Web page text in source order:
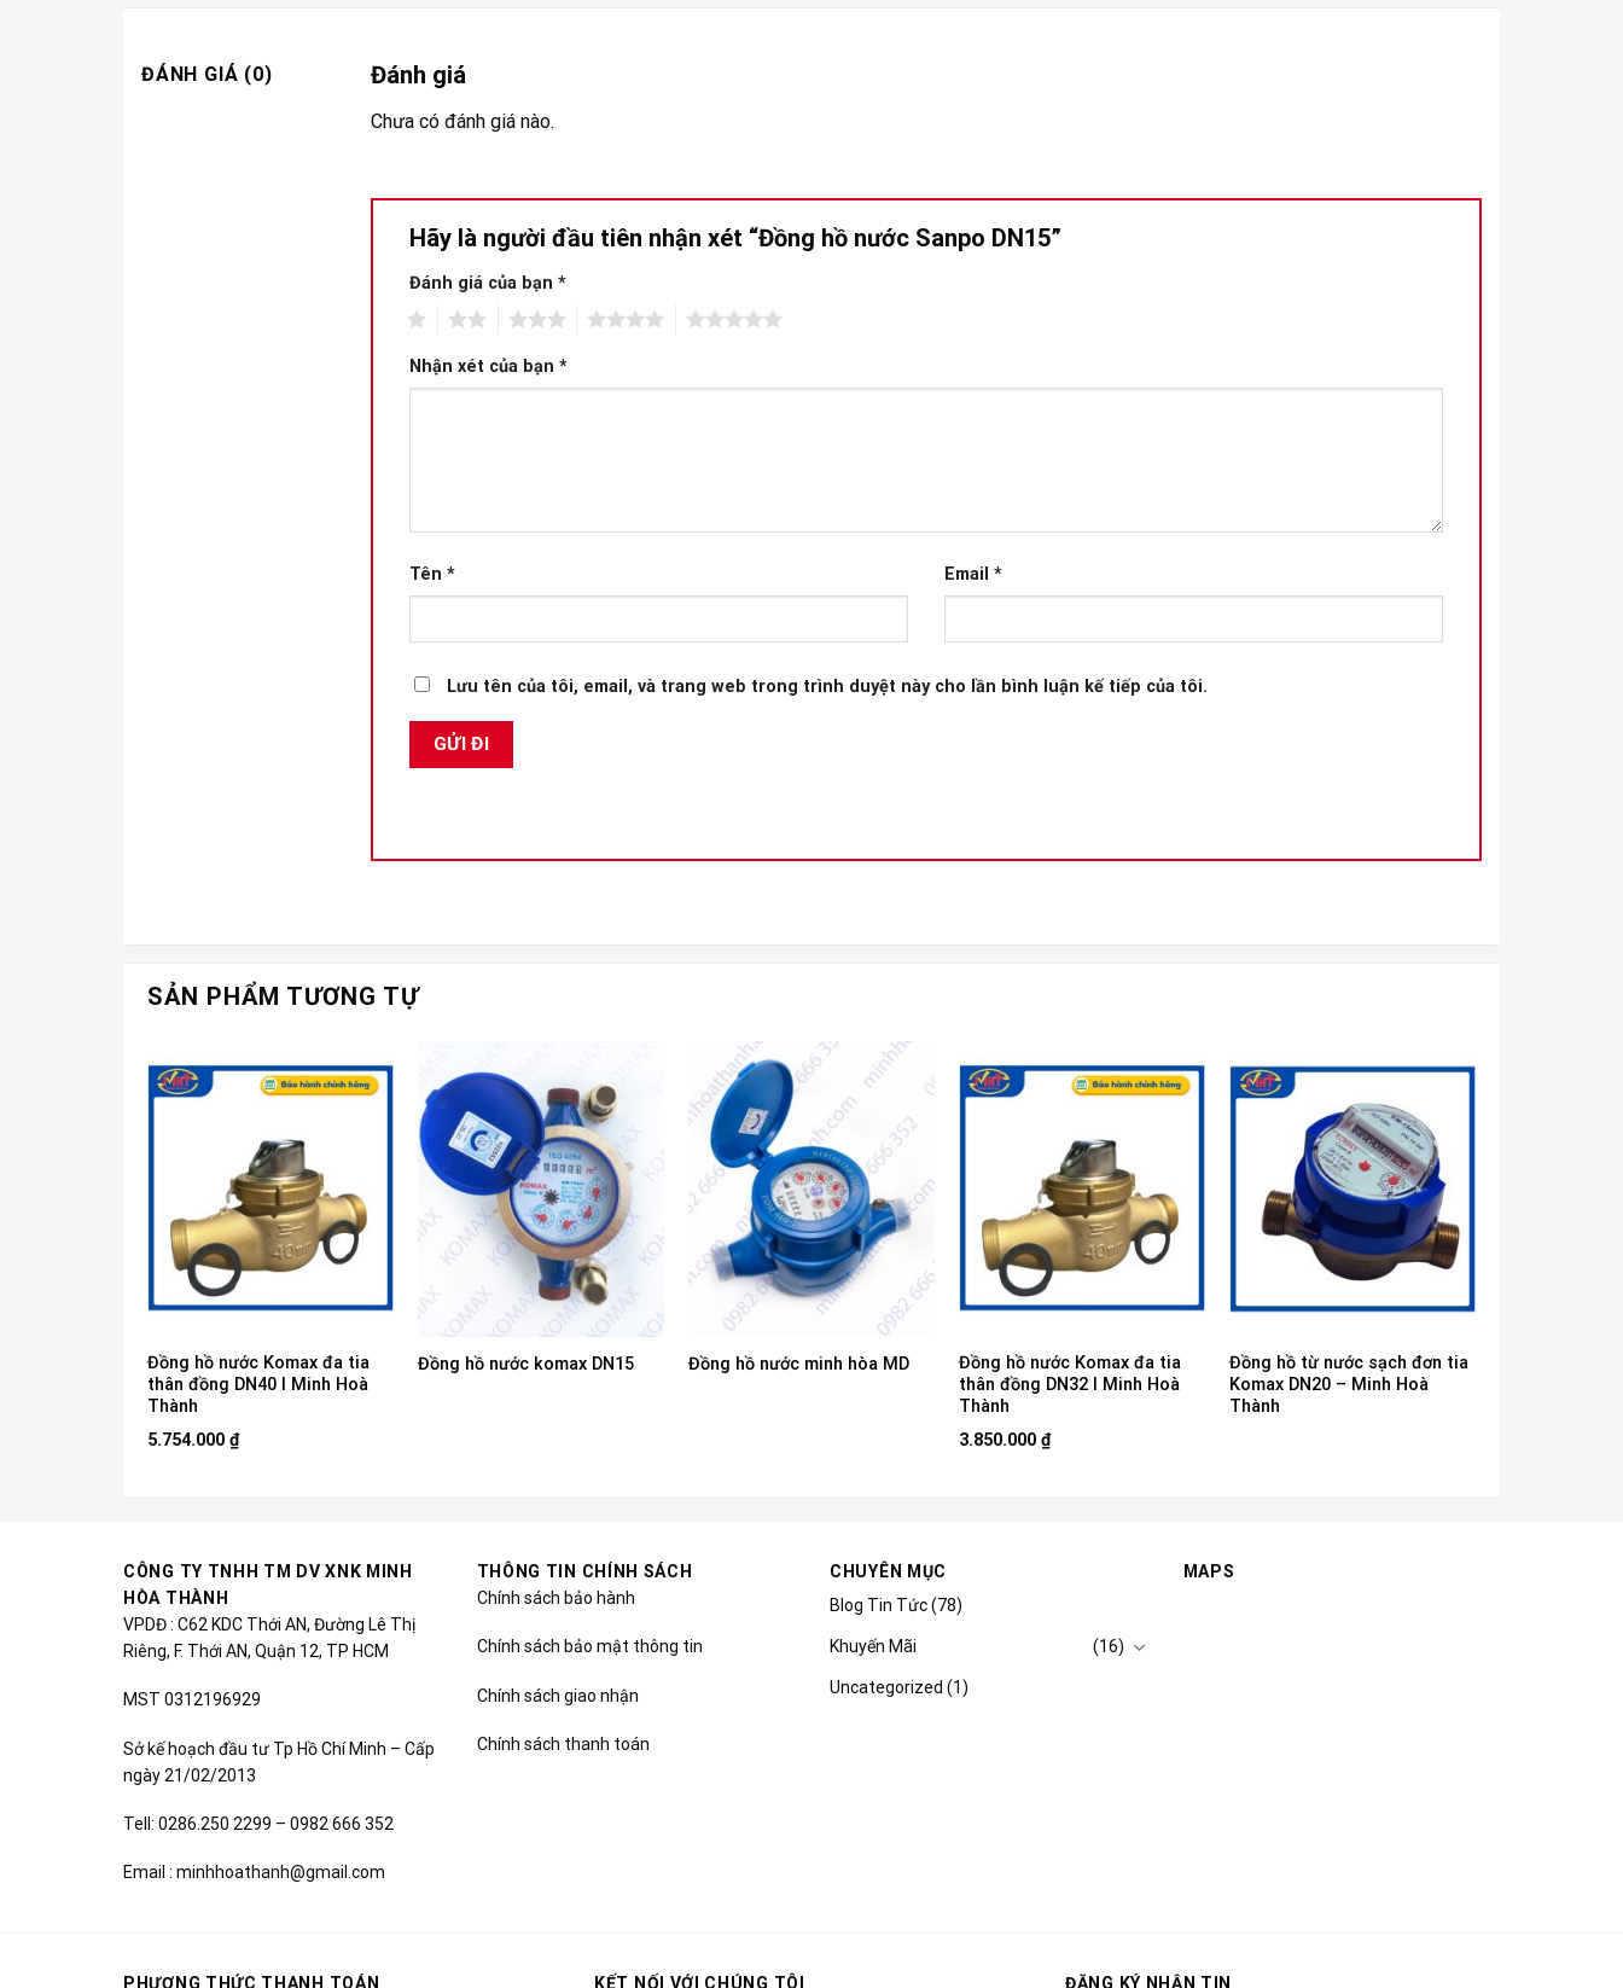
ĐÁNH GIÁ (0) Đánh giá
Chưa có đánh giá nào.
Hãy là người đầu tiên nhận xét “Đồng hồ nước Sanpo DN15”
Đánh giá của bạn *
Nhận xét của bạn *
Tên * Email *
Lưu tên của tôi, email, và trang web trong trình duyệt này cho lần bình luận kế tiếp của tôi.
SẢN PHẨM TƯƠNG TỰ
Đồng hồ nước Komax đa tia
thân đồng DN40 I Minh Hoà
Thành
5.754.000 ₫
Đồng hồ nước komax DN15 Đồng hồ nước minh hòa MD
Đồng hồ nước Komax đa tia
thân đồng DN32 I Minh Hoà
Thành
3.850.000 ₫
Đồng hồ từ nước sạch đơn tia
Komax DN20 – Minh Hoà
Thành
CÔNG TY TNHH TM DV XNK MINH
HÒA THÀNH
VPDĐ : C62 KDC Thới AN, Đường Lê Thị
Riêng, F. Thới AN, Quận 12, TP HCM
MST 0312196929
Sở kế hoạch đầu tư Tp Hồ Chí Minh – Cấp
ngày 21/02/2013
Tell: 0286.250 2299 – 0982 666 352
Email : minhhoathanh@gmail.com
THÔNG TIN CHÍNH SÁCH
Chính sách bảo hành
Chính sách bảo mật thông tin
Chính sách giao nhận
Chính sách thanh toán
CHUYÊN MỤC
Blog Tin Tức(78)
Khuyến Mãi (16)
Uncategorized (1)
MAPS
PHƯƠNG THỨC THANH TOÁN KẾT NỐI VỚI CHÚNG TÔI ĐĂNG KÝ NHẬN TIN